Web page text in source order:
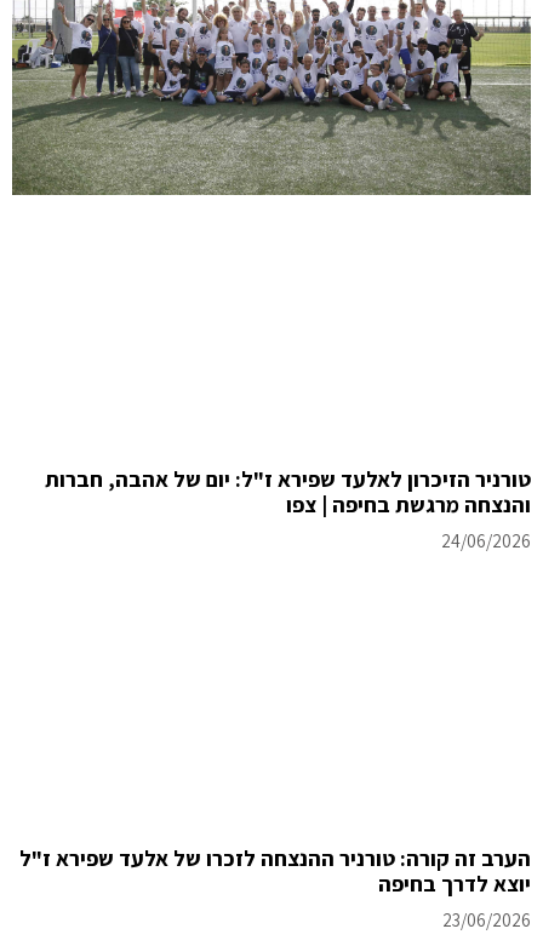
טורניר הזיכרון לאלעד שפירא ז"ל: יום של אהבה, חברות
והנצחה מרגשת בחיפה | צפו
24/06/2026
הערב זה קורה: טורניר ההנצחה לזכרו של אלעד שפירא ז"ל
יוצא לדרך בחיפה
23/06/2026